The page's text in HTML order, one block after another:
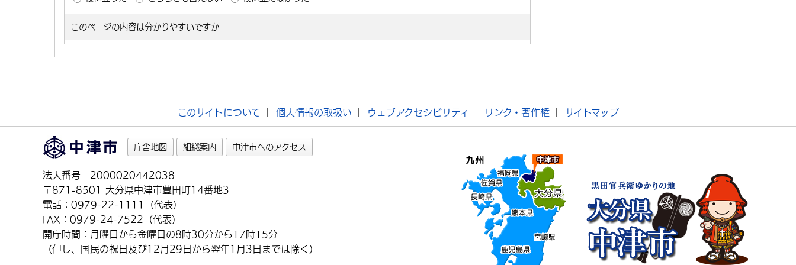
このサイトについて 個人情報の取扱い ウェブアクセシビリティ リンク・著作権 サイトマップ
庁舎地図 組織案内 中津市へのアクセス
法人番号 2000020442038
〒871-8501 大分県中津市豊田町14番地3
電話：0979-22-1111（代表）
FAX：0979-24-7522（代表）
開庁時間：月曜日から金曜日の8時30分から17時15分
（但し、国民の祝日及び12月29日から翌年1月3日までは除く）